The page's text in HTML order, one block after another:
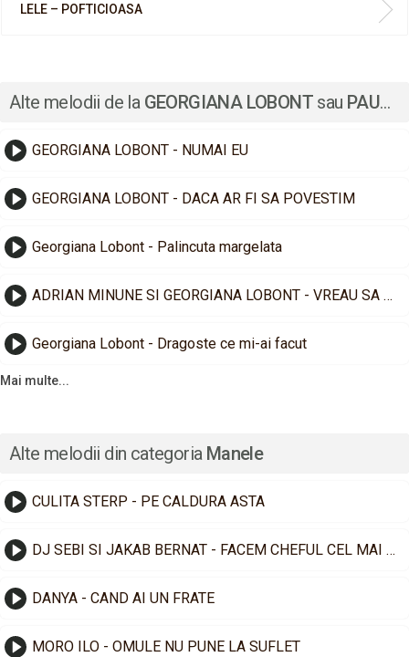
LELE – POFTICIOASA
Alte melodii de la GEORGIANA LOBONT sau PAULA COVILTIR
GEORGIANA LOBONT - NUMAI EU
GEORGIANA LOBONT - DACA AR FI SA POVESTIM
Georgiana Lobont - Palincuta margelata
ADRIAN MINUNE SI GEORGIANA LOBONT - VREAU SA UIT DE TOT
Georgiana Lobont - Dragoste ce mi-ai facut
Mai multe...
Alte melodii din categoria Manele
CULITA STERP - PE CALDURA ASTA
DJ SEBI SI JAKAB BERNAT - FACEM CHEFUL CEL MAI TARE
DANYA - CAND AI UN FRATE
MORO ILO - OMULE NU PUNE LA SUFLET